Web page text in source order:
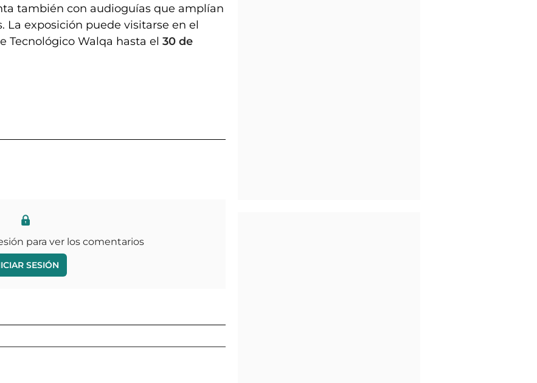
también con audioguías que amplían
La exposición puede visitarse en el
Tecnológico Walqa hasta el 30 de
para ver los comentarios
SESIÓN